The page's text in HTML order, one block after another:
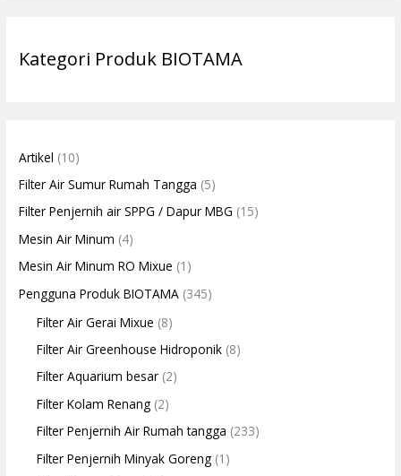
Kategori Produk BIOTAMA
Artikel (10)
Filter Air Sumur Rumah Tangga (5)
Filter Penjernih air SPPG / Dapur MBG (15)
Mesin Air Minum (4)
Mesin Air Minum RO Mixue (1)
Pengguna Produk BIOTAMA (345)
Filter Air Gerai Mixue (8)
Filter Air Greenhouse Hidroponik (8)
Filter Aquarium besar (2)
Filter Kolam Renang (2)
Filter Penjernih Air Rumah tangga (233)
Filter Penjernih Minyak Goreng (1)